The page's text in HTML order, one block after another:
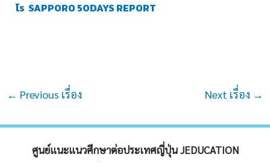
โร SAPPORO 50DAYS REPORT
Post
← Previous เรื่อง Next เรื่อง →
ศูนย์แนะแนวศึกษาต่อประเทศญี่ปุ่น JEDUCATION